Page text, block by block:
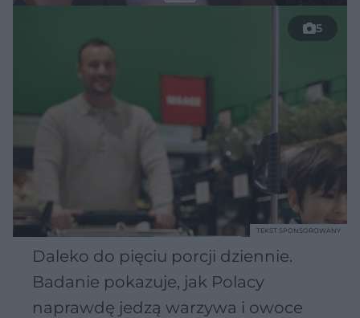
5
Daleko do pięciu porcji dziennie.
Badanie pokazuje, jak Polacy
naprawdę jedzą warzywa i owoce
TEKST SPONSOROWANY